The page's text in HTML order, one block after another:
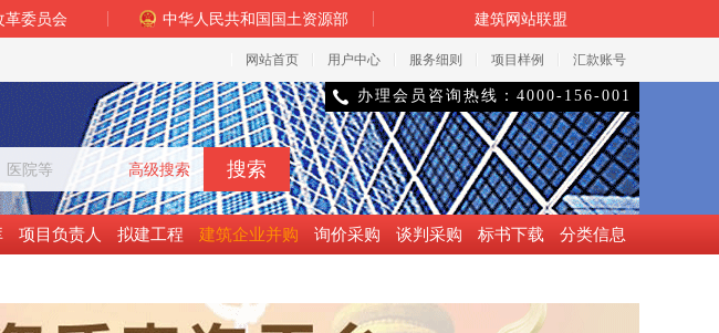
革委员会 中华人民共和国国土资源部 建筑网站联盟
网站首页 用户中心 服务细则 项目样例 汇款账号
高级搜索
 办理会员咨询热线：4000-156-001
项目负责人 拟建工程 建筑企业并购 询价采购 谈判采购 标书下载 分类信息